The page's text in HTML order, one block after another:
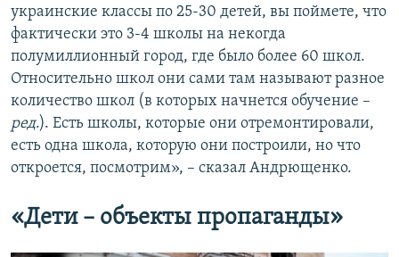
украинские классы по 25-30 детей, вы поймете, что
фактически это 3-4 школы на некогда
полумиллионный город, где было более 60 школ.
Относительно школ они сами там называют разное
количество школ (в которых начнется обучение –
ред.). Есть школы, которые они отремонтировали,
есть одна школа, которую они построили, но что
откроется, посмотрим», – сказал Андрющенко.
«Дети – объекты пропаганды»